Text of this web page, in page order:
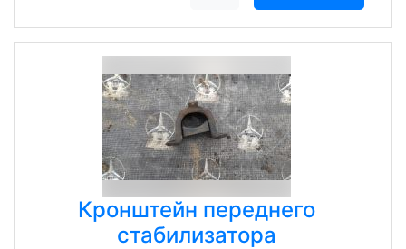
Кронштейн переднего
стабилизатора